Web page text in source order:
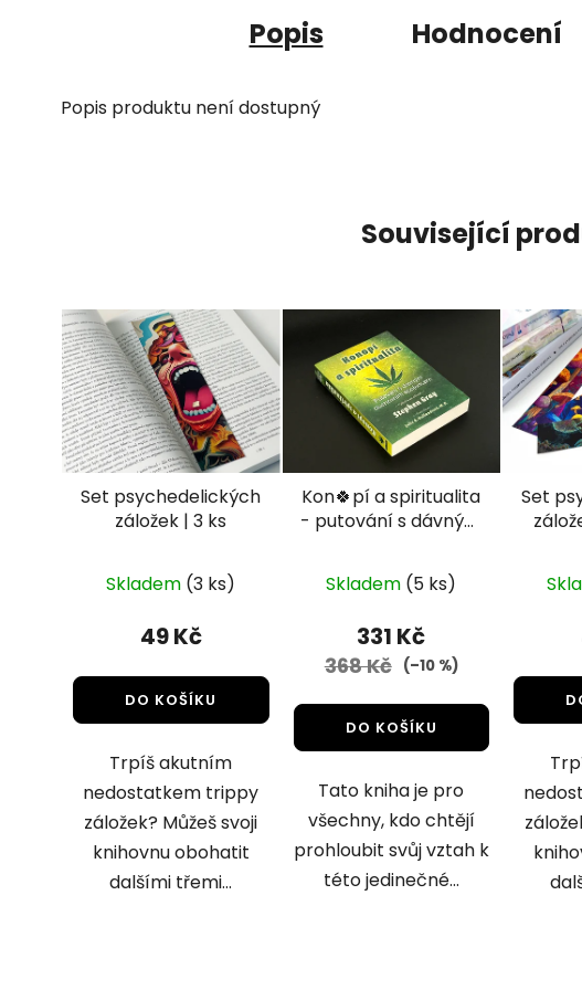
Popis Hodnocení
Popis produktu není dostupný
Související
Set psychedelických
záložek | 3 ks
Skladem (3 ks)
49 Kč
DO KOŠÍKU
Trpíš akutním
nedostatkem trippy
záložek? Můžeš svoji
knihovnu obohatit
dalšími třemi...
Kon🍀pí a spiritualita
- putování s dávným
spojencem |
Stephen Gray
Skladem (5 ks)
331 Kč
368 Kč (–10 %)
DO KOŠÍKU
Tato kniha je pro
všechny, kdo chtějí
prohloubit svůj vztah k
této jedinečné...
Set